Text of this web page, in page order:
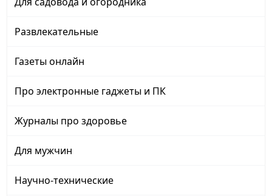
Развлекательные
Газеты онлайн
Про электронные гаджеты и ПК
Журналы про здоровье
Для мужчин
Научно-технические